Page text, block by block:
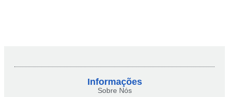
Informações
Sobre Nós